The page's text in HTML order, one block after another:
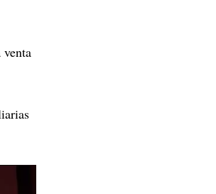
venta